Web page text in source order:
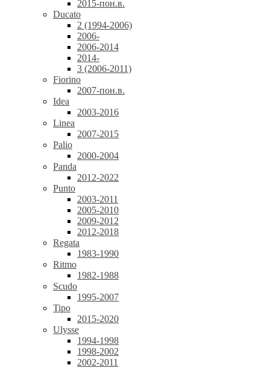
2015-пон.в.
Ducato
2 (1994-2006)
2006-
2006-2014
2014-
3 (2006-2011)
Fiorino
2007-пон.в.
Idea
2003-2016
Linea
2007-2015
Palio
2000-2004
Panda
2012-2022
Punto
2003-2011
2005-2010
2009-2012
2012-2018
Regata
1983-1990
Ritmo
1982-1988
Scudo
1995-2007
Tipo
2015-2020
Ulysse
1994-1998
1998-2002
2002-2011